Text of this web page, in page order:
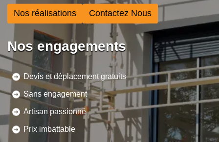
Nos réalisations Contactez Nous
Nos engagements
Devis et déplacement gratuits
Sans engagement
Artisan passionné
Prix imbattable